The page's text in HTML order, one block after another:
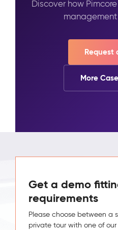
Discover how
Request
More
Get a demo
requirements
Please choose between a
private tour with one of our